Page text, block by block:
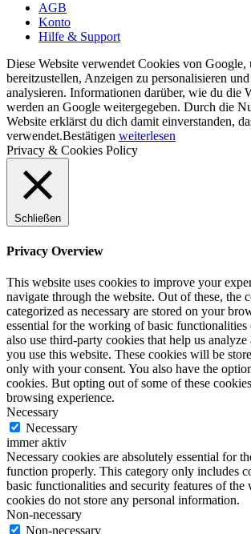
AGB
Konto
Hilfe & Support
Diese Website verwendet Cookies von Google,
bereitzustellen, Anzeigen zu personalisieren
analysieren. Informationen darüber, wie du die
werden an Google weitergegeben. Durch die
Website erklärst du dich damit einverstanden,
verwendet.Bestätigen weiterlesen
Privacy & Cookies Policy
Schließen
Privacy Overview
This website uses cookies to improve your
navigate through the website. Out of these, the
categorized as necessary are stored on your
essential for the working of basic functionalities
also use third-party cookies that help us
you use this website. These cookies will be
only with your consent. You also have the
cookies. But opting out of some of these
browsing experience.
Necessary
Necessary
immer aktiv
Necessary cookies are absolutely essential for
function properly. This category only includes
basic functionalities and security features of the
cookies do not store any personal information.
Non-necessary
Non-necessary